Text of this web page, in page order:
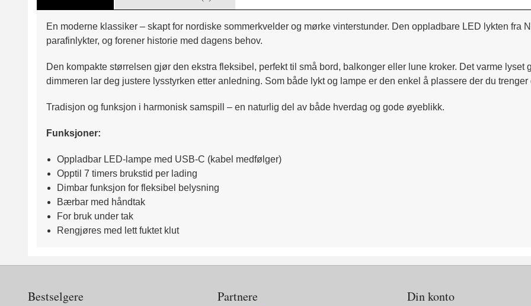
En moderne klassiker – skapt for nordiske sommerkvelder og mørke vinterstunder. Den oppladbare LED lykten fra
parafinlykter, og forener historie med dagens behov.
Den kompakte størrelsen gjør den ekstra fleksibel, perfekt til små bord, balkonger eller lune kroker. Det varme
dimmeren lar deg justere lysstyrken etter anledning. Som både lykt og lampe er den enkel å plassere der du
Tradisjon og funksjon i harmonisk samspill – en naturlig del av både hverdag og gode øyeblikk.
Funksjoner:
Oppladbar LED-lampe med USB-C (kabel medfølger)
Opptil 7 timers brukstid per lading
Dimbar funksjon for fleksibel belysning
Bærbar med håndtak
For bruk under tak
Rengjøres med lett fuktet klut
Bestselgere Partnere Din konto